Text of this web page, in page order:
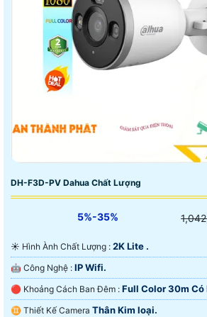
DH-F3D-PV Dahua Chất Lượng
5%-35%
☀️ Hình Ành Chất Lượng : 2K Lite .
🤖️ Công Nghệ : IP Wifi.
🔴 Khoảng Cách Ban Đêm : Full Color 30m Có
♊ Thiết Kế Camera Thân Kim loại.